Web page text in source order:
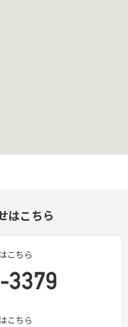
はこちら
こちら
こちら